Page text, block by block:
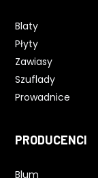
Blaty
Płyty
Zawiasy
Szuflady
Prowadnice
PRODUCENCI
Blum